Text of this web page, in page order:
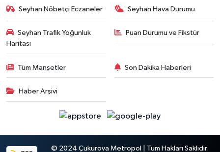
Seyhan Nöbetçi Eczaneler Seyhan Hava Durumu
Seyhan Trafik Yoğunluk
Haritası
Puan Durumu ve Fikstür
Tüm Manşetler Son Dakika Haberleri
Haber Arşivi
© 2024 Çukurova Metropol | Tüm Hakları Saklıdır.